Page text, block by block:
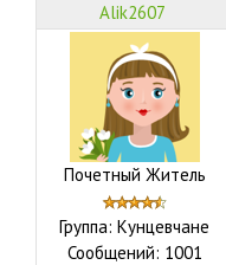
Alik2607
Почетный Житель
Группа: Кунцевчане
Сообщений: 1001